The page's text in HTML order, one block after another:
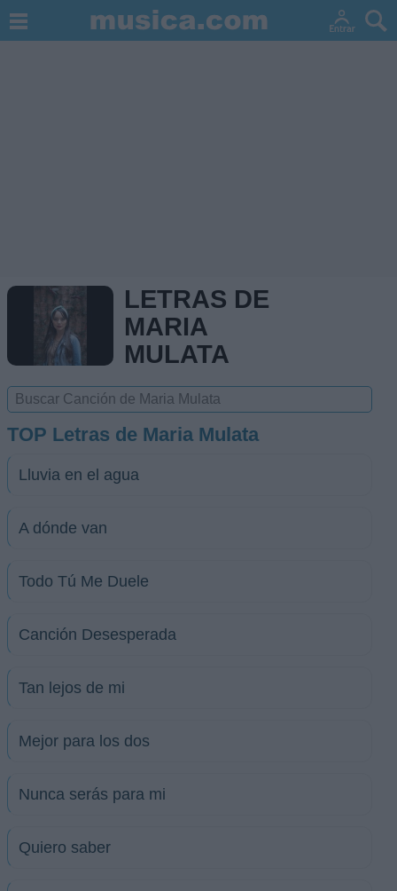
LETRAS DE
MARIA
MULATA
TOP Letras de Maria Mulata
Lluvia en el agua
A dónde van
Todo Tú Me Duele
Canción Desesperada
Tan lejos de mi
Mejor para los dos
Nunca serás para mi
Quiero saber